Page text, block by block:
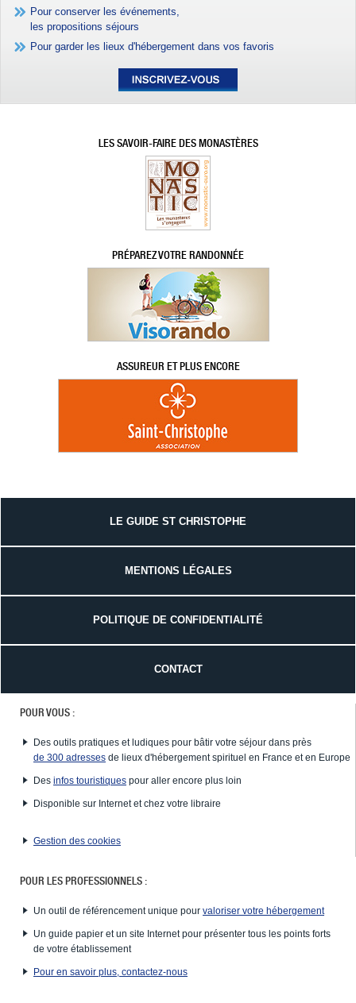
Pour conserver les événements,
les propositions séjours
Pour garder les lieux d'hébergement dans vos favoris
LES SAVOIR-FAIRE DES MONASTÈRES
PRÉPAREZ VOTRE RANDONNÉE
ASSUREUR ET PLUS ENCORE
LE GUIDE ST CHRISTOPHE
MENTIONS LÉGALES
POLITIQUE DE CONFIDENTIALITÉ
CONTACT
POUR VOUS :
Des outils pratiques et ludiques pour bâtir votre séjour dans près
de 300 adresses de lieux d'hébergement spirituel en France et en Europe
Des infos touristiques pour aller encore plus loin
Disponible sur Internet et chez votre libraire
Gestion des cookies
POUR LES PROFESSIONNELS :
Un outil de référencement unique pour valoriser votre hébergement
Un guide papier et un site Internet pour présenter tous les points forts
de votre établissement
Pour en savoir plus, contactez-nous